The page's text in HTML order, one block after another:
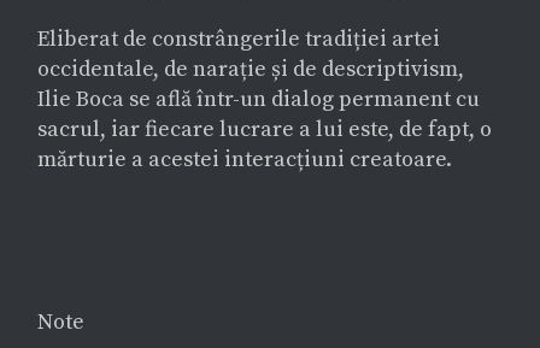
Eliberat de constrângerile tradiției artei
occidentale, de narație și de descriptivism,
Ilie Boca se află într-un dialog permanent cu
sacrul, iar fiecare lucrare a lui este, de fapt, o
mărturie a acestei interacțiuni creatoare.
Note